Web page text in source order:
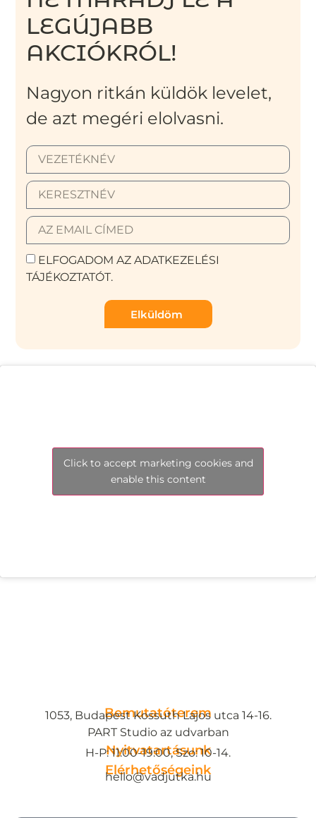
LEGÚJABB
AKCIÓKRÓL!
Nagyon ritkán küldök levelet,
de azt megéri elolvasni.
ELFOGADOM AZ ADATKEZELÉSI
TÁJÉKOZTATÓT.
Elküldöm
Click to accept marketing cookies and
enable this content
Bemutatóterem
1053, Budapest Kossuth Lajos utca 14-16.
PART Studio az udvarban
Nyitvatartásunk
H-P: 11:00-19:00, Szo: 10-14.
Elérhetőségeink
hello@vadjutka.hu